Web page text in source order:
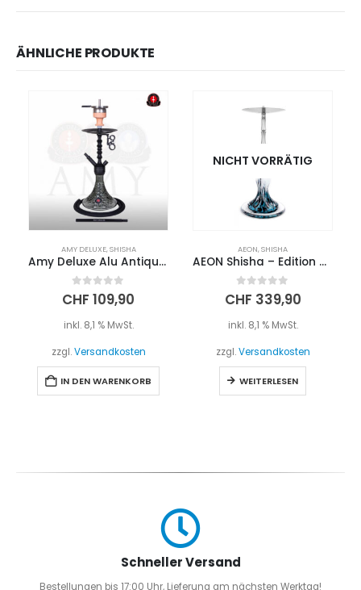
ÄHNLICHE PRODUKTE
AMY DELUXE,SHISHA
Amy Deluxe Alu Antique Berry 072.02 – Schwarz
0 out of 5
CHF 109,90
inkl. 8,1 % MwSt.
zzgl.Versandkosten
IN DEN WARENKORB
NICHT VORRÄTIG
AEON,SHISHA
AEON Shisha – Edition 4 – Lounge Blizzard
0out of 5
CHF 339,90
inkl. 8,1 % MwSt.
zzgl.Versandkosten
WEITERLESEN
Schneller Versand
Bestellungen bis 17:00 Uhr, Lieferung am nächsten Werktag!